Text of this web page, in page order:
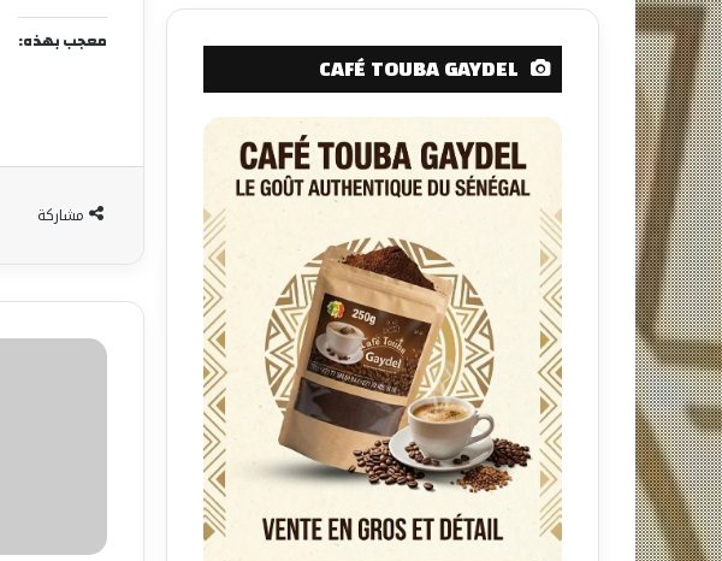
معجب بهذه:
مشاركة
CAFÉ TOUBA GAYDEL